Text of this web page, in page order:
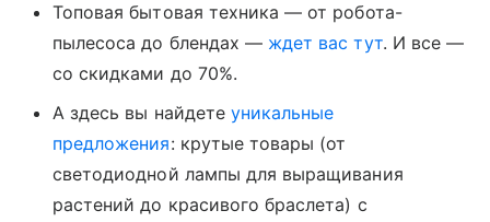
Топовая бытовая техника — от робота-
пылесоса до блендах — ждет вас тут. И все —
со скидками до 70%.
А здесь вы найдете уникальные
предложения: крутые товары (от
светодиодной лампы для выращивания
растений до красивого браслета) с